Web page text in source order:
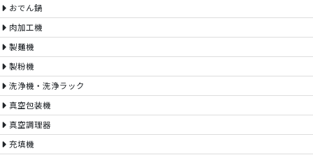
おでん鍋
肉加工機
製麺機
製粉機
洗浄機・洗浄ラック
真空包装機
真空調理器
充填機